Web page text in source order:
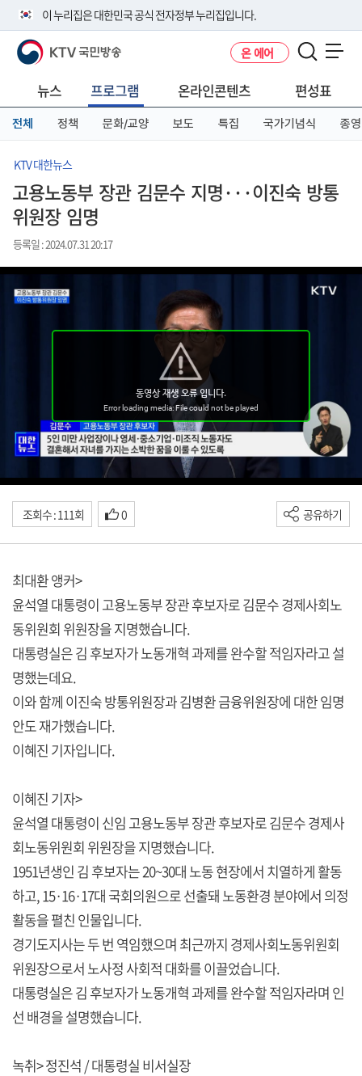
이 누리집은 대한민국 공식 전자정부 누리집입니다.
공식 누리집 주소 확인하기
니다.
이밖에 or.kr 또는 .kr등 다른 도메인 주소를 사용하고 있다면 아래 URL에
서 도메인 주소를 확인해 보세요
KTV 국민방송 온 에어
뉴스 프로그램 온라인콘텐츠 편성표
전체 정책 문화/교양 보도 특집 국가기념식 종영
KTV 대한뉴스
고용노동부 장관 김문수 지명···이진숙 방통
위원장 임명
등록일 : 2024.07.31 20:17
조회수 : 111회 0 공유하기
최대환 앵커>
윤석열 대통령이 고용노동부 장관 후보자로 김문수 경제사회노
동위원회 위원장을 지명했습니다.
대통령실은 김 후보자가 노동개혁 과제를 완수할 적임자라고 설
명했는데요.
이와 함께 이진숙 방통위원장과 김병환 금융위원장에 대한 임명
안도 재가했습니다.
이혜진 기자입니다.
이혜진 기자>
윤석열 대통령이 신임 고용노동부 장관 후보자로 김문수 경제사
회노동위원회 위원장을 지명했습니다.
1951년생인 김 후보자는 20~30대 노동 현장에서 치열하게 활동
하고, 15·16·17대 국회의원으로 선출돼 노동환경 분야에서 의정
활동을 펼친 인물입니다.
경기도지사는 두 번 역임했으며 최근까지 경제사회노동위원회
위원장으로서 노사정 사회적 대화를 이끌었습니다.
대통령실은 김 후보자가 노동개혁 과제를 완수할 적임자라며 인
선 배경을 설명했습니다.
녹취> 정진석 / 대통령실 비서실장